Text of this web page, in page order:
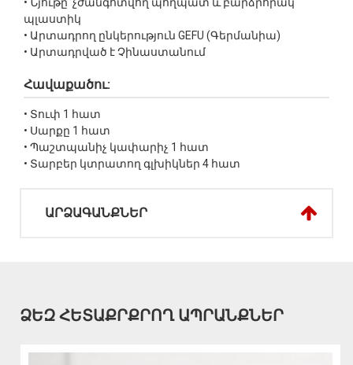
պլաստիկ
• Արտադրող ընկերություն GEFU (Գերմանիա)
• Արտադրված է Չինաստանում
Հավաքածու:
• Տուփ 1 հատ
• Սարքը 1 հատ
• Պաշտպանիչ կափարիչ 1 հատ
• Տարբեր կտրատող գլխիկներ 4 հատ
ԱՐՁԱԳԱՆՔՆԵՐ
ՁԵԶ ՀԵՏԱՔՐՔՐՈՂ ԱՊՐԱՆՔՆԵՐ